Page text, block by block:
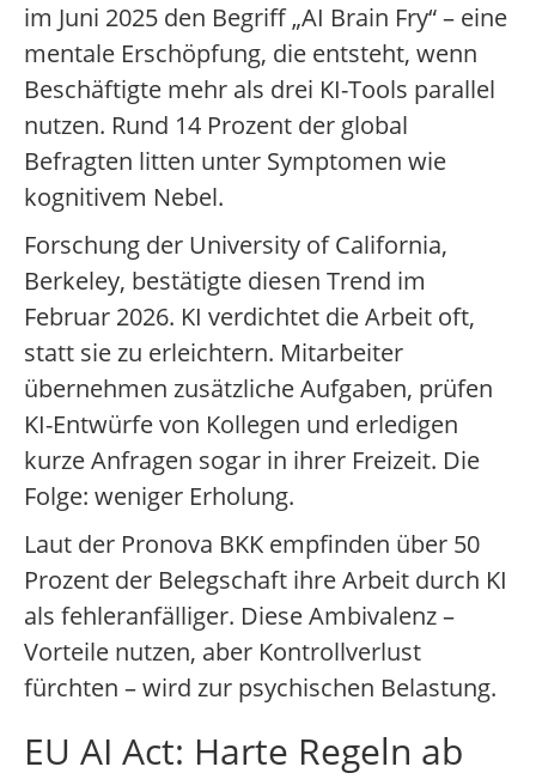
im Juni 2025 den Begriff „AI Brain Fry“ – eine
mentale Erschöpfung, die entsteht, wenn
Beschäftigte mehr als drei KI-Tools parallel
nutzen. Rund 14 Prozent der global
Befragten litten unter Symptomen wie
kognitivem Nebel.
Forschung der University of California,
Berkeley, bestätigte diesen Trend im
Februar 2026. KI verdichtet die Arbeit oft,
statt sie zu erleichtern. Mitarbeiter
übernehmen zusätzliche Aufgaben, prüfen
KI-Entwürfe von Kollegen und erledigen
kurze Anfragen sogar in ihrer Freizeit. Die
Folge: weniger Erholung.
Laut der Pronova BKK empfinden über 50
Prozent der Belegschaft ihre Arbeit durch KI
als fehleranfälliger. Diese Ambivalenz –
Vorteile nutzen, aber Kontrollverlust
fürchten – wird zur psychischen Belastung.
EU AI Act: Harte Regeln ab